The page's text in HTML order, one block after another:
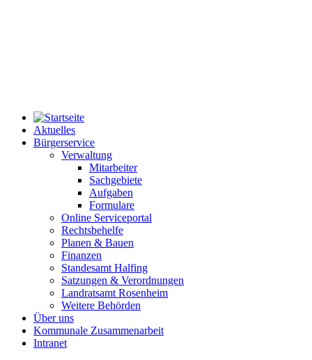
Aktuelles
Bürgerservice
Verwaltung
Mitarbeiter
Sachgebiete
Aufgaben
Formulare
Online Serviceportal
Rechtsbehelfe
Planen & Bauen
Finanzen
Standesamt Halfing
Satzungen & Verordnungen
Landratsamt Rosenheim
Weitere Behörden
Über uns
Kommunale Zusammenarbeit
Intranet